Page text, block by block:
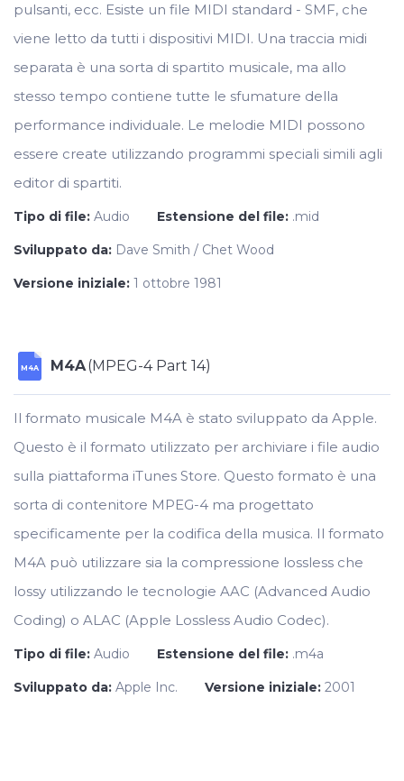
pulsanti, ecc. Esiste un file MIDI standard - SMF, che
viene letto da tutti i dispositivi MIDI. Una traccia midi
separata è una sorta di spartito musicale, ma allo
stesso tempo contiene tutte le sfumature della
performance individuale. Le melodie MIDI possono
essere create utilizzando programmi speciali simili agli
editor di spartiti.
Tipo di file: Audio Estensione del file: .mid
Sviluppato da: Dave Smith / Chet Wood
Versione iniziale: 1 ottobre 1981
M4A M4A(MPEG-4 Part 14)
Il formato musicale M4A è stato sviluppato da Apple.
Questo è il formato utilizzato per archiviare i file audio
sulla piattaforma iTunes Store. Questo formato è una
sorta di contenitore MPEG-4 ma progettato
specificamente per la codifica della musica. Il formato
M4A può utilizzare sia la compressione lossless che
lossy utilizzando le tecnologie AAC (Advanced Audio
Coding) o ALAC (Apple Lossless Audio Codec).
Tipo di file: Audio Estensione del file: .m4a
Sviluppato da: Apple Inc. Versione iniziale: 2001